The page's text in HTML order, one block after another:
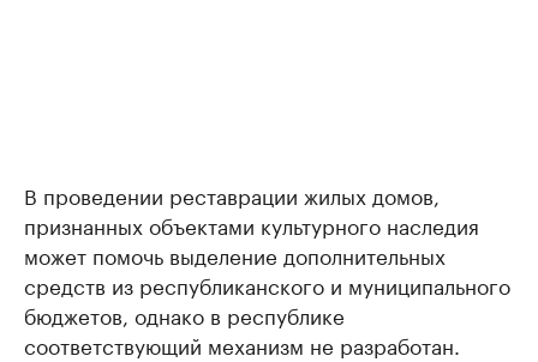
В проведении реставрации жилых домов,
признанных объектами культурного наследия
может помочь выделение дополнительных
средств из республиканского и муниципального
бюджетов, однако в республике
соответствующий механизм не разработан.